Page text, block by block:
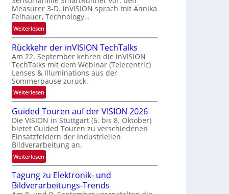
R
u
n
d
e
Measurer 3-D. inVISION sprach mit Annika
Felhauer, Technology…
Weiterlesen:
U
n
b
e
g
r
e
z
t
e
M
g
l
i
Rückkehr der inVISION TechTalks
Am 22. September kehren die inVISION
TechTalks mit dem Webinar (Telecentric)
Lenses & Illuminations aus der
Sommerpause zurück.
Weiterlesen:
R
ü
c
k
k
e
h
d
e
Guided Touren auf der VISION 2026
Die VISION in Stuttgart (6. bis 8. Oktober)
bietet Guided Touren zu verschiedenen
Einsatzfeldern der industriellen
Bildverarbeitung an.
Weiterlesen:
G
u
i
Tagung zu Elektronik- und
Bildverarbeitungs-Trends